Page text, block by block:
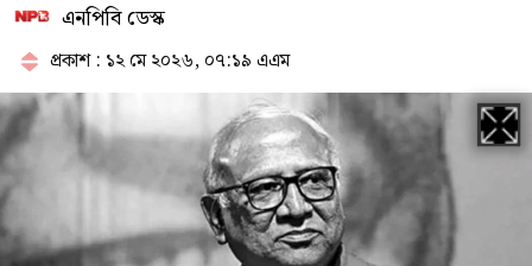
এনপিবি ডেস্ক
প্রকাশ : ১২ মে ২০২৬, ০৭:১৯ এএম